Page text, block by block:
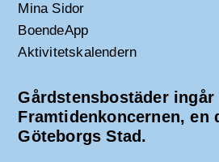
Mina Sidor
BoendeApp
Aktivitetskalendern
Gårdstensbostäder ingår
Framtidenkoncernen, en
Göteborgs Stad.